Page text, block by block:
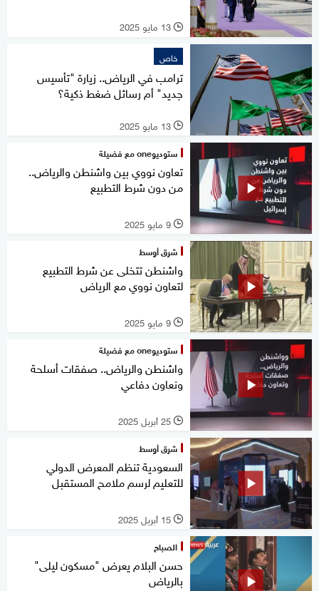
l 13 مايو 2025
خاص
ترامب في الرياض.. زيارة "تأسيس
جديد" أم رسائل ضغط ذكية؟
l 13 مايو 2025
ستوديوone مع فضيلة
تعاون نووي بين واشنطن والرياض..
من دون شرط التطبيع
l 9 مايو 2025
شرق أوسط
واشنطن تتخلى عن شرط التطبيع
لتعاون نووي مع الرياض
l 9 مايو 2025
ستوديوone مع فضيلة
واشنطن والرياض.. صفقات أسلحة
ونعاون دفاعي
l 25 أبريل 2025
شرق أوسط
السعودية تنظم المعرض الدولي
للتعليم لرسم ملامح المستقبل
l 15 أبريل 2025
الصباح
حسن البلام يعرض "مسكون ليلى"
بالرياض